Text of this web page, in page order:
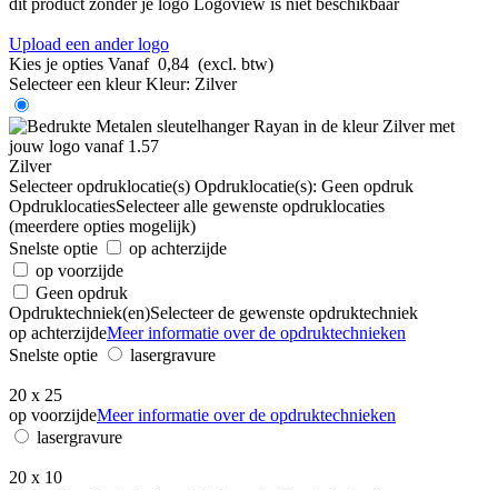
Upload een ander logo
Kies je opties Vanaf 0,84 (excl. btw)
Selecteer een kleur Kleur: Zilver
Zilver
Selecteer opdruklocatie(s) Opdruklocatie(s): Geen opdruk
OpdruklocatiesSelecteer alle gewenste opdruklocaties
(meerdere opties mogelijk)
Snelste optie
op achterzijde
op voorzijde
Geen opdruk
Opdruktechniek(en)Selecteer de gewenste opdruktechniek
op achterzijdeMeer informatie over de opdruktechnieken
Snelste optie
lasergravure
20 x 25
op voorzijdeMeer informatie over de opdruktechnieken
lasergravure
20 x 10